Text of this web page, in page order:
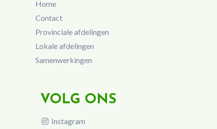
Home
Contact
Provinciale afdelingen
Lokale afdelingen
Samenwerkingen
VOLG ONS
Instagram